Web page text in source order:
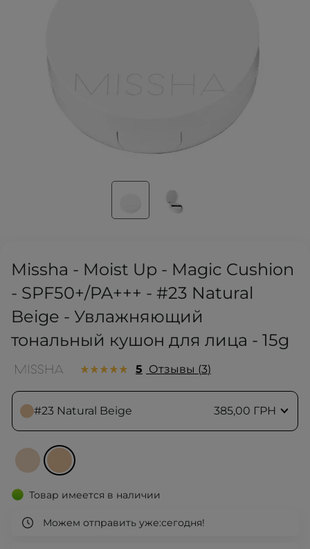
Missha - Moist Up - Magic Cushion
- SPF50+/PA+++ - #23 Natural
Beige - Увлажняющий
тональный кушон для лица - 15g
5 Отзывы 3
#23 Natural Beige 385,00 ГРН
Товар имеется в наличии
Можем отправить уже:сегодня!